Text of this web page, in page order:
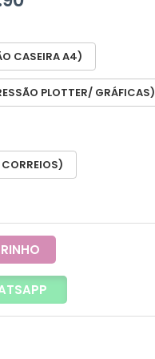
CASEIRA A4)
PLOTTER/ GRÁFICAS)